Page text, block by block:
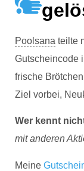
Poolsana teilte
Gutscheincode
frische
Ziel vorbei,
Wer kennt
mit anderen
Meine